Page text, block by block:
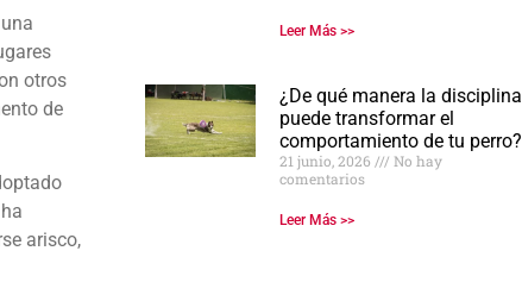
otros
de
arisco,
Leer Más >>
¿De qué manera la disciplina
puede transformar el
comportamiento de tu perro?
21 junio, 2026
No hay
comentarios
Leer Más >>